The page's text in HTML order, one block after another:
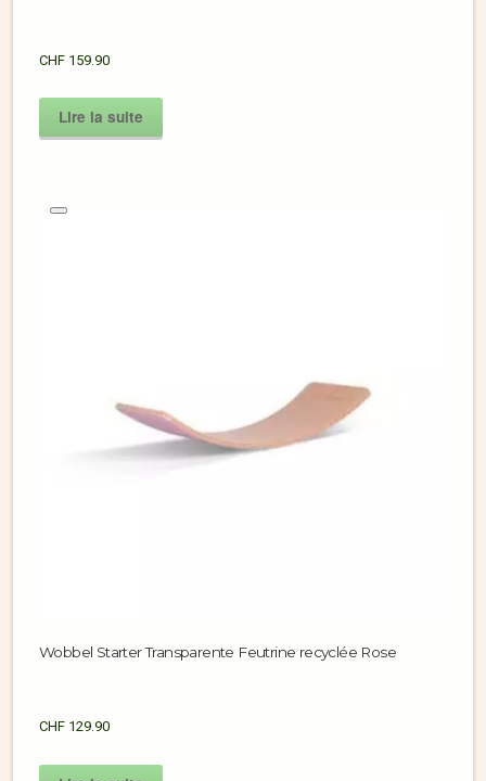
CHF 159.90
Lire la suite
Wobbel Starter Transparente Feutrine recyclée Rose
CHF 129.90